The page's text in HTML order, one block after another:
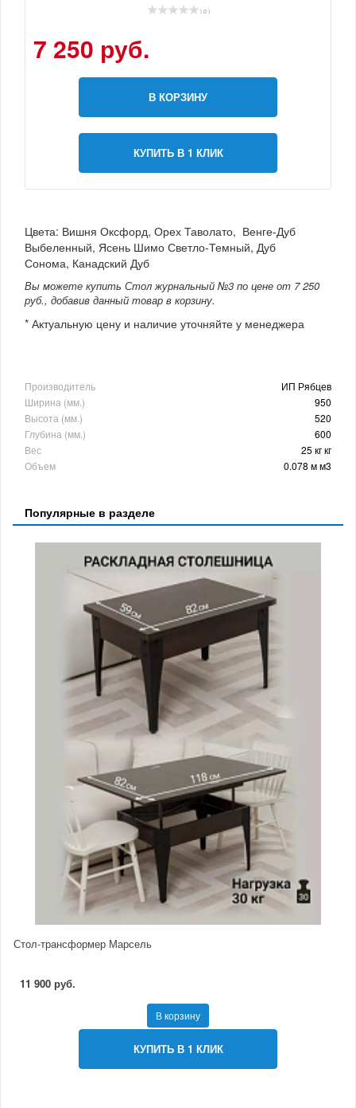
( 0 )
7 250 руб.
В КОРЗИНУ
КУПИТЬ В 1 КЛИК
Цвета: Вишня Оксфорд, Орех Таволато, Венге-Дуб
Выбеленный, Ясень Шимо Светло-Темный, Дуб
Сонома, Канадский Дуб
Вы можете купить Стол журнальный №3 по цене от 7 250
руб., добавив данный товар в корзину.
* Актуальную цену и наличие уточняйте у менеджера
Производитель
ИП Рябцев
Ширина (мм.)
950
Высота (мм.)
520
Глубина (мм.)
600
Вес
25 кг кг
Объем
0.078 м м3
Популярные в разделе
Стол-трансформер Марсель
11 900 руб.
В корзину
КУПИТЬ В 1 КЛИК